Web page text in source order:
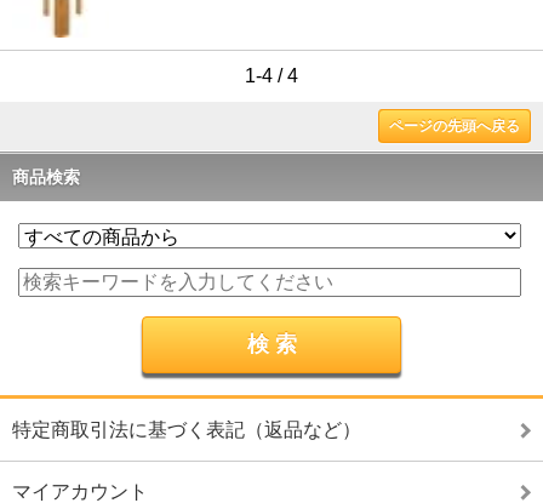
1-4 / 4
ページの先頭へ戻る
商品検索
特定商取引法に基づく表記（返品など）
マイアカウント